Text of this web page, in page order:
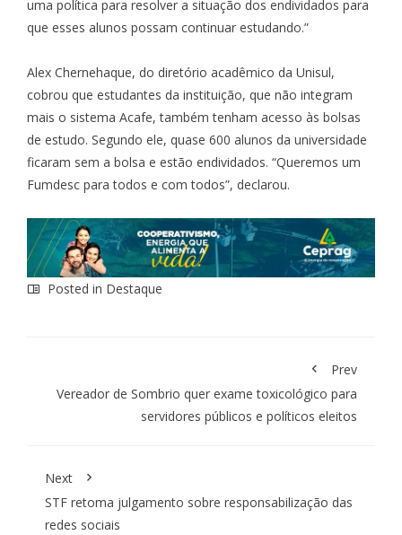
uma política para resolver a situação dos endividados para
que esses alunos possam continuar estudando.”
Alex Chernehaque, do diretório acadêmico da Unisul,
cobrou que estudantes da instituição, que não integram
mais o sistema Acafe, também tenham acesso às bolsas
de estudo. Segundo ele, quase 600 alunos da universidade
ficaram sem a bolsa e estão endividados. “Queremos um
Fumdesc para todos e com todos”, declarou.
Posted in Destaque
Prev
Vereador de Sombrio quer exame toxicológico para
servidores públicos e políticos eleitos
Next
STF retoma julgamento sobre responsabilização das
redes sociais